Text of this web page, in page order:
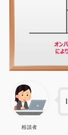
相談者